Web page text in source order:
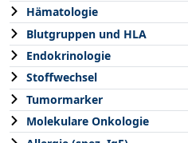
Hämatologie
Blutgruppen und HLA
Endokrinologie
Stoffwechsel
Tumormarker
Molekulare Onkologie